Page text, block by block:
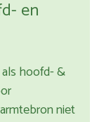
en
hoofd- &
niet